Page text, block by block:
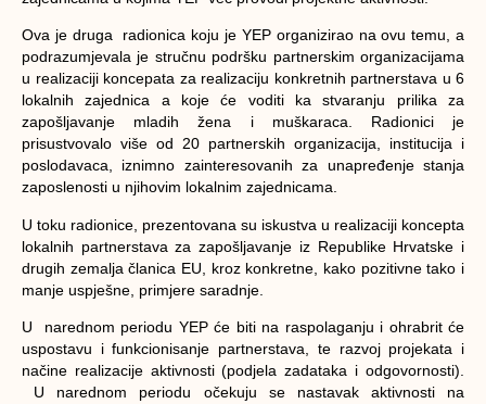
Ova je druga radionica koju je YEP organizirao na ovu temu, a
podrazumjevala je stručnu podršku partnerskim organizacijama
u realizaciji koncepata za realizaciju konkretnih partnerstava u 6
lokalnih zajednica a koje će voditi ka stvaranju prilika za
zapošljavanje mladih žena i muškaraca. Radionici je
prisustvovalo više od 20 partnerskih organizacija, institucija i
poslodavaca, iznimno zainteresovanih za unapređenje stanja
zaposlenosti u njihovim lokalnim zajednicama.
U toku radionice, prezentovana su iskustva u realizaciji koncepta
lokalnih partnerstava za zapošljavanje iz Republike Hrvatske i
drugih zemalja članica EU, kroz konkretne, kako pozitivne tako i
manje uspješne, primjere saradnje.
U narednom periodu YEP će biti na raspolaganju i ohrabrit će
uspostavu i funkcionisanje partnerstava, te razvoj projekata i
načine realizacije aktivnosti (podjela zadataka i odgovornosti).
U narednom periodu očekuju se nastavak aktivnosti na